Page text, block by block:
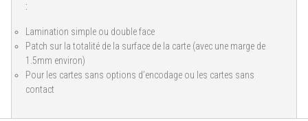
:
Lamination simple ou double face
Patch sur la totalité de la surface de la carte (avec une marge de
1.5mm environ)
Pour les cartes sans options d’encodage ou les cartes sans
contact